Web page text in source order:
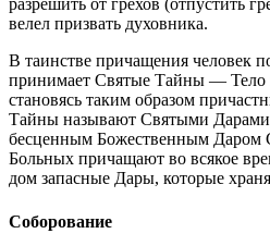
разрешить от грехов (отпустить
велел призвать духовника.
В таинстве причащения человек
принимает Святые Тайны — Тело
становясь таким образом
Тайны называют Святыми
бесценным Божественным Даром
Больных причащают во всякое
дом запасные Дары, которые
Соборование